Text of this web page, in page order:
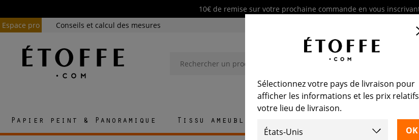
10€ de remise sur votre prochaine commande en vous
Espace pro
Conseils et calcul des mesures
Papier peint & Panoramique Tissu ameublement
Sélectionnez votre pays de livraison pour
afficher les informations et les prix
votre lieu de livraison.